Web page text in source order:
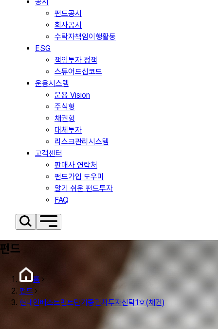
펀드공시
회사공시
수탁자책임이행활동
ESG
책임투자 정책
스튜어드십코드
운용시스템
운용 Vision
주식형
채권형
대체투자
리스크관리시스템
고객센터
판매사 연락처
펀드가입 도우미
알기 쉬운 펀드투자
FAQ
펀드
홈
펀드
현대인베스트먼트단기증권자투자신탁1호(채권)